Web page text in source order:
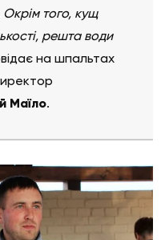
того, кущ
решта води
на шпальтах
Маїло.